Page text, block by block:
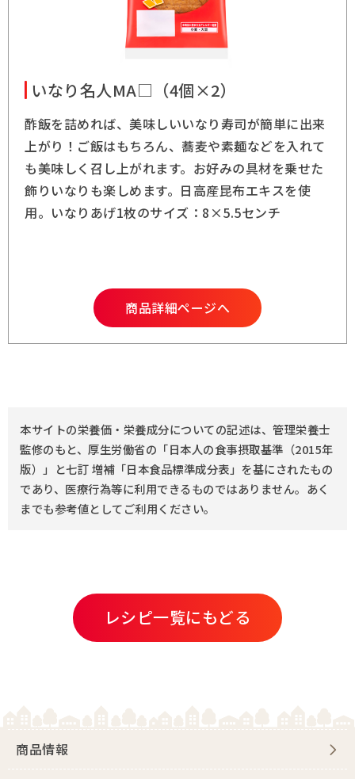
いなり名人MA□（4個×2）
酢飯を詰めれば、美味しいいなり寿司が簡単に出来
上がり！ご飯はもちろん、蕎麦や素麺などを入れて
も美味しく召し上がれます。お好みの具材を乗せた
飾りいなりも楽しめます。日高産昆布エキスを使
用。いなりあげ1枚のサイズ：8×5.5センチ
商品詳細ページへ
本サイトの栄養価・栄養成分についての記述は、管理栄養士
監修のもと、厚生労働省の「日本人の食事摂取基準（2015年
版）」と七訂 増補「日本食品標準成分表」を基にされたもの
であり、医療行為等に利用できるものではありません。あく
までも参考値としてご利用ください。
レシピ一覧にもどる
商品情報